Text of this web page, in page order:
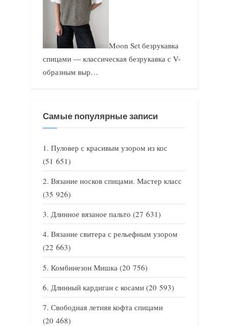
Moon Set безрукавка
спицами — классическая безрукавка с V-
образным выр…
Самые популярные записи
Пуловер с красивым узором из кос
(51 651)
Вязание носков спицами. Мастер класс
(35 926)
Длинное вязаное пальто (27 631)
Вязание свитера с рельефным узором
(22 663)
Комбинезон Мишка (20 756)
Длинный кардиган с косами (20 593)
Свободная летняя кофта спицами
(20 468)